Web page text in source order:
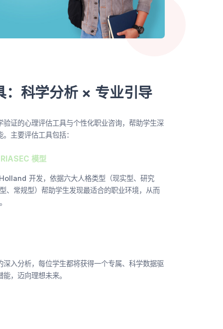
：科学分析 × 专业引导
证的心理评估工具与个性化职业咨询，帮助学生深
主要评估工具包括：
模型
开发，依据六大人格类型（现实型、研究
、常规型）帮助学生发现最适合的职业环境，从而
入分析，每位学生都将获得一个专属、科学数据驱
，迈向理想未来。